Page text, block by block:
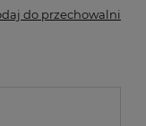
do przechowalni